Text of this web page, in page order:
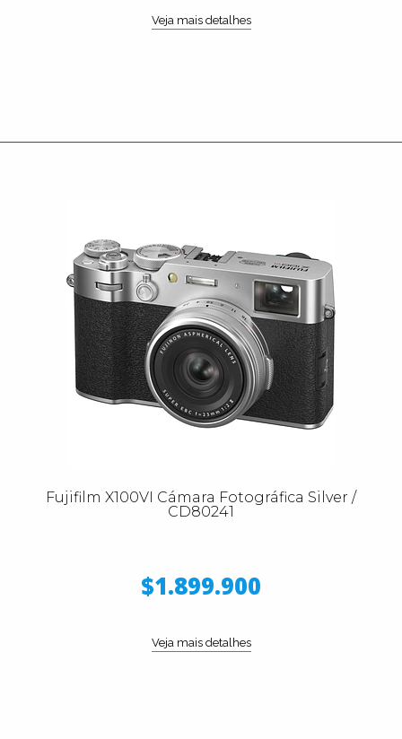
Veja mais detalhes
Fujifilm X100VI Cámara Fotográfica Silver /
CD80241
$1.899.900
Veja mais detalhes